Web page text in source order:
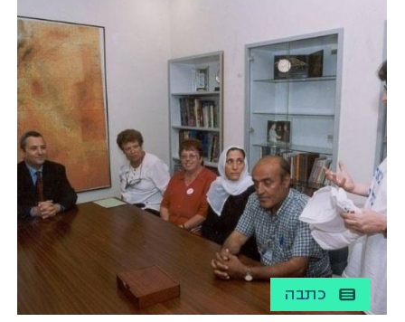
בכל יום בעולם על ידי בן משפחה.
כתבה